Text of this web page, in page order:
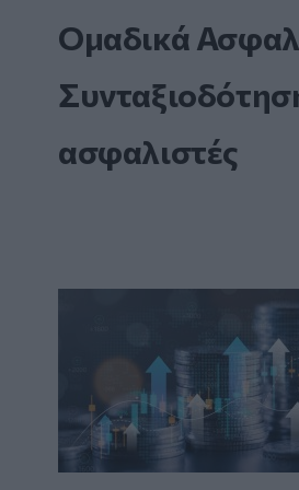
Ομαδικά
ασφαλιστές